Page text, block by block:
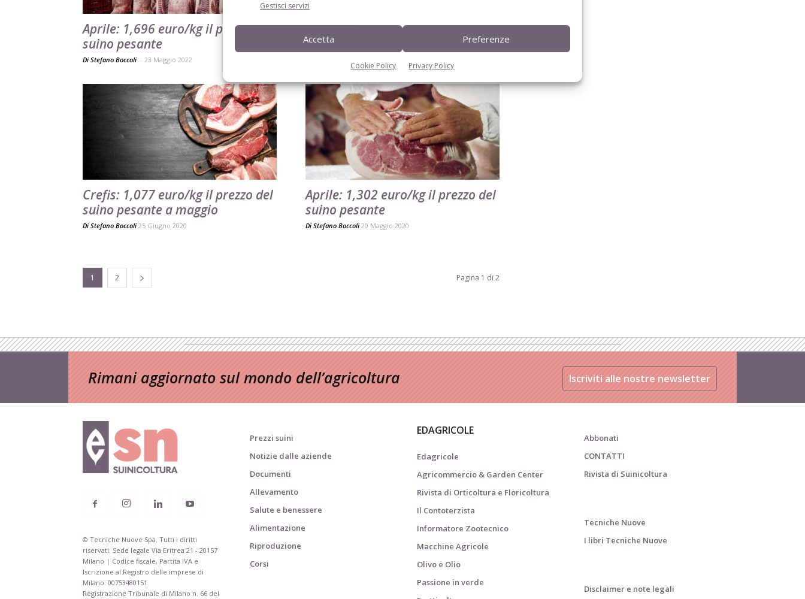
Gestisci servizi
Accetta Preferenze
Cookie Policy Privacy Policy
Aprile: 1,696 euro/kg il prezzo del
suino pesante
Di Stefano Boccoli - 23 Maggio 2022
Marzo: 1,552 euro/kg il prezzo del
suino pesante
Crefis: 1,077 euro/kg il prezzo del
suino pesante a maggio
Di Stefano Boccoli 25 Giugno 2020
Aprile: 1,302 euro/kg il prezzo del
suino pesante
Di Stefano Boccoli 20 Maggio 2020
1 2 Pagina 1 di 2
Rimani aggiornato sul mondo dell’agricoltura Iscriviti alle nostre newsletter
© Tecniche Nuove Spa. Tutti i diritti
riservati. Sede legale Via Eritrea 21 - 20157
Milano | Codice fiscale, Partita IVA e
Iscrizione al Registro delle imprese di
Milano: 00753480151
Registrazione Tribunale di Milano n. 66 del
Prezzi suini
Notizie dalle aziende
Documenti
Allevamento
Salute e benessere
Alimentazione
Riproduzione
Corsi
EDAGRICOLE
Edagricole
Agricommercio & Garden Center
Rivista di Orticoltura e Floricoltura
Il Contoterzista
Informatore Zootecnico
Macchine Agricole
Olivo e Olio
Passione in verde
Abbonati
CONTATTI
Rivista di Suinicoltura
Tecniche Nuove
I libri Tecniche Nuove
Disclaimer e note legali